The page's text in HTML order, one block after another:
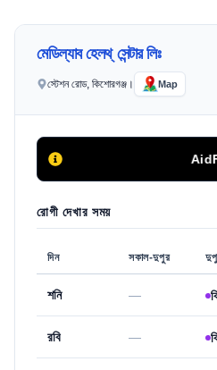
মেডিল্যাব হেলথ্ সেন্টার লিঃ
স্টেশন রোড, কিশোরগঞ্জ। Map
রোগী দেখার সময়
দিন সকাল-দুপুর
শনি —
রবি —